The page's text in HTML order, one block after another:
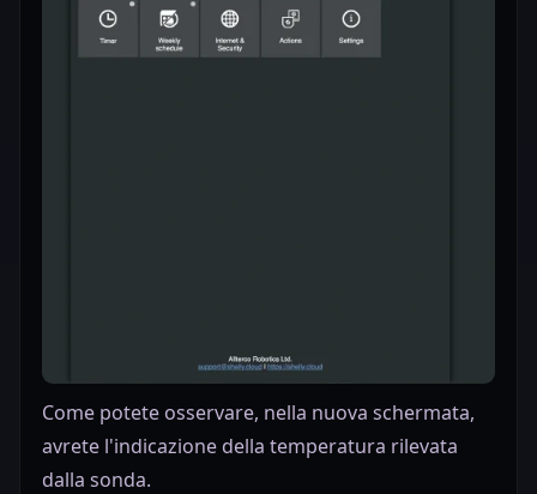
Come potete osservare, nella nuova schermata,
avrete l'indicazione della temperatura rilevata
dalla sonda.